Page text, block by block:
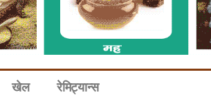
खेल रेमिट्यान्स